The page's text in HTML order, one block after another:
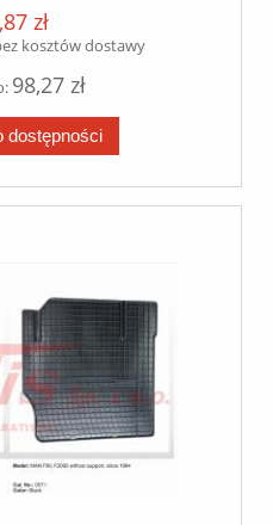
zł
kosztów dostawy
98,27 zł
dostępności